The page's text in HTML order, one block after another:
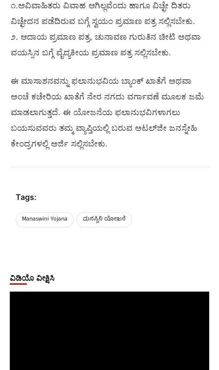
೧.ಅವಿವಾಹಿತರು ವಿವಾಹ ಆಗಿಲ್ಲವೆಂದು ಹಾಗೂ ವಿಚ್ಛೇ ದಿತರು
ವಿಚ್ಛೇದನ ಪಡೆದಿರುವ ಬಗ್ಗೆ ಸ್ವಯಂ ಪ್ರಮಾಣ ಪತ್ರ ಸಲ್ಲಿಸಬೇಕು.
೨. ಆದಾಯ ಪ್ರಮಾಣ ಪತ್ರ, ಚುನಾವಣ ಗುರುತಿನ ಚೀಟಿ ಅಥವಾ
ವಯಸ್ಸಿನ ಬಗ್ಗೆ ವೈದ್ಯಕೀಯ ಪ್ರಮಾಣ ಪತ್ರ ಸಲ್ಲಿಸಬೇಕು.
ಈ ಮಾಸಾಶನವನ್ನು ಫಲಾನುಭವಿಯ ಬ್ಯಾಂಕ್ ಖಾತೆಗೆ ಅಥವಾ
ಅಂಚೆ ಕಚೇರಿಯ ಖಾತೆಗೆ ನೇರ ನಗದು ವರ್ಗಾವಣೆ ಮೂಲಕ ಜಮೆ
ಮಾಡಲಾಗುತ್ತದೆ. ಈ ಯೋಜನೆಯ ಫಲಾನುಭವಿಗಳಾಗಲು
ಬಯಸುವವರು ತಮ್ಮ ವ್ಯಾಪ್ತಿಯಲ್ಲಿ ಬರುವ ಅಟಲ್‌ಜೀ ಜನಸ್ನೇಹಿ
ಕೇಂದ್ರಗಳಲ್ಲಿ ಅರ್ಜಿ ಸಲ್ಲಿಸಬೇಕು.
Tags:
Manaswini Yojana ಮನಸ್ವಿನಿ ಯೋಜನೆ
ವಿಡಿಯೊ ವೀಕ್ಷಿಸಿ